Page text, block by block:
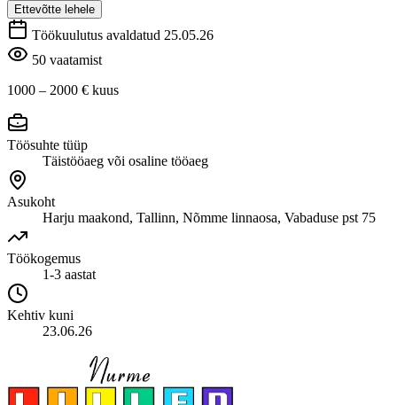
Ettevõtte lehele
Töökuulutus avaldatud 25.05.26
50 vaatamist
1000 – 2000 € kuus
Töösuhte tüüp
Täistööaeg või osaline tööaeg
Asukoht
Harju maakond, Tallinn, Nõmme linnaosa, Vabaduse pst 75
Töökogemus
1-3 aastat
Kehtiv kuni
23.06.26